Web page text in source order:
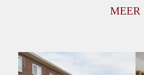
Huurtoeslag
MEER